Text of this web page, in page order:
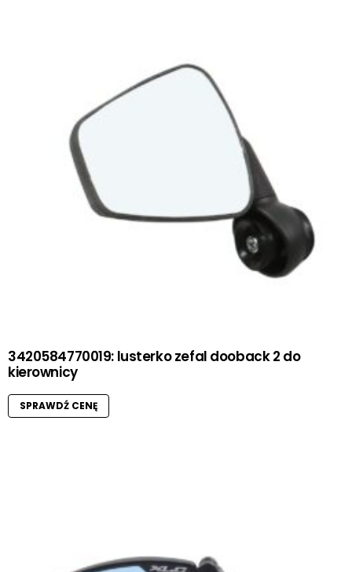
3420584770019: lusterko zefal dooback 2 do
kierownicy
SPRAWDŹ CENĘ